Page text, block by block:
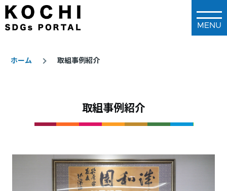
メインコンテンツに移動
ホーム 取組事例紹介
取組事例紹介